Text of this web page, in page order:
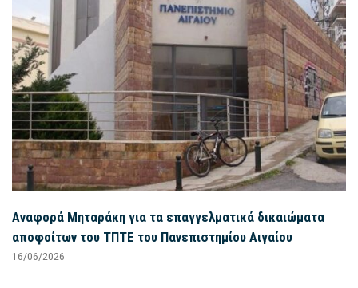
Αναφορά Μηταράκη για τα επαγγελματικά δικαιώματα
αποφοίτων του ΤΠΤΕ του Πανεπιστημίου Αιγαίου
16/06/2026